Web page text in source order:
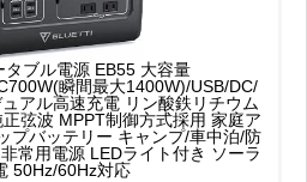
タブル電源 EB55 大容量
瞬間最大1400W)/USB/DC/
アル高速充電 リン酸鉄リチウム
弦波 MPPT制御方式採用 家庭ア
プバッテリー キャンプ/車中泊/防
常用電源 LEDライト付き ソーラ
50Hz/60Hz対応